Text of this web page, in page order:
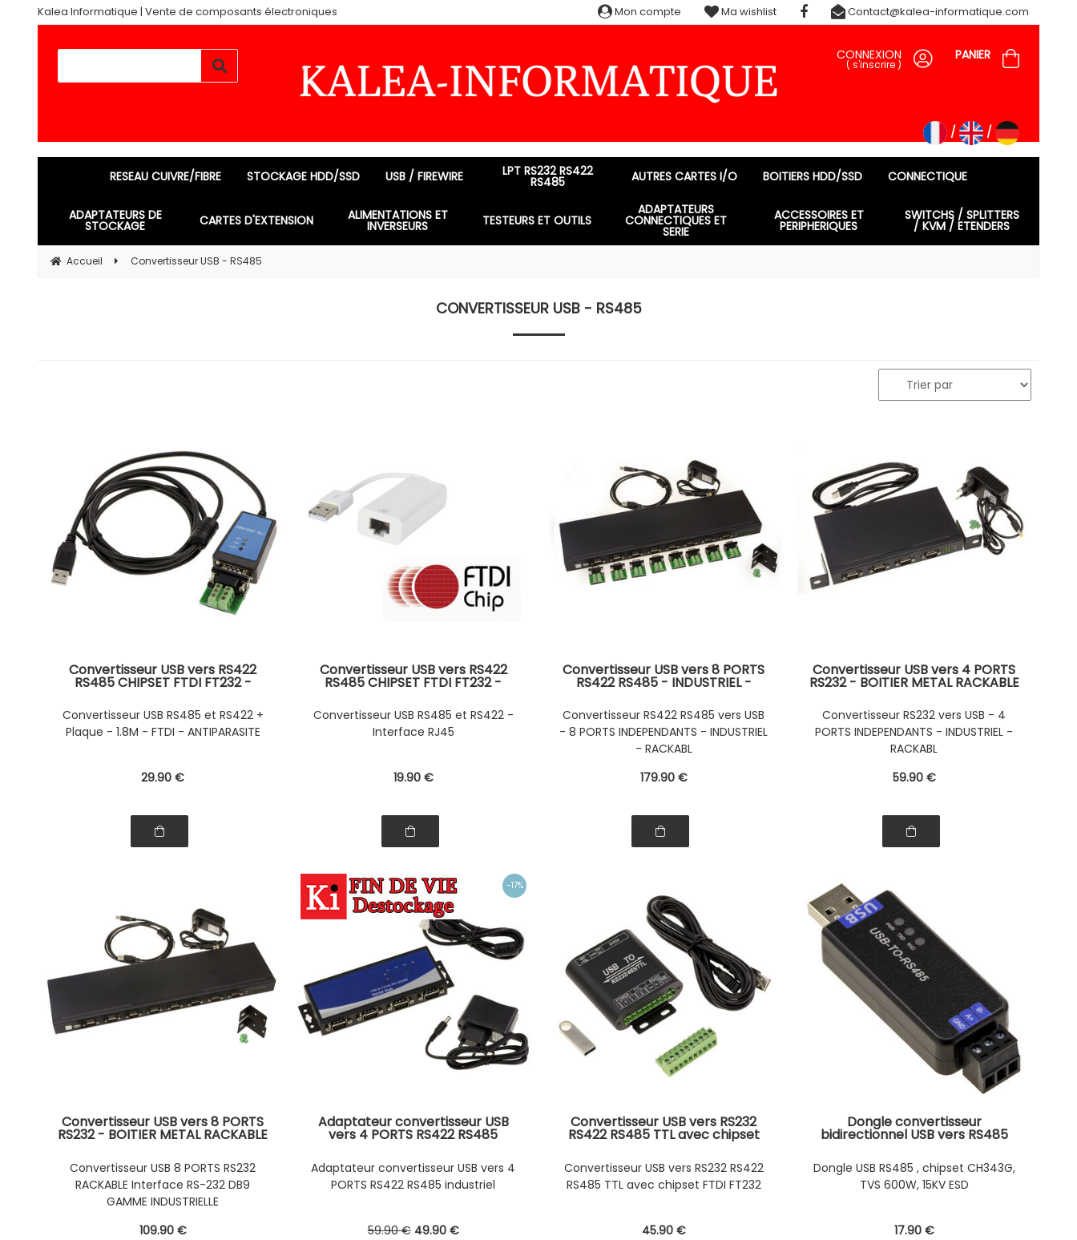
Kalea Informatique | Vente de composants électroniques
CONNEXION
( s'inscrire )
PANIER
RESEAU CUIVRE/FIBRE STOCKAGE HDD/SSD USB / FIREWIRE LPT RS232 RS422
RS485 AUTRES CARTES I/O BOITIERS HDD/SSD CONNECTIQUE
ADAPTATEURS DE
STOCKAGE CARTES D'EXTENSION ALIMENTATIONS ET
INVERSEURS TESTEURS ET OUTILS
ADAPTATEURS
CONNECTIQUES ET
SERIE
ACCESSOIRES ET
PERIPHERIQUES
SWITCHS / SPLITTERS
/ KVM / ETENDERS
Accueil Convertisseur USB - RS485
CONVERTISSEUR USB - RS485
Convertisseur USB vers RS422
RS485 CHIPSET FTDI FT232 -
MAGNETIQUE -
Convertisseur USB RS485 et RS422 +
Plaque - 1.8M - FTDI - ANTIPARASITE
29.90 €
Convertisseur USB vers RS422
RS485 CHIPSET FTDI FT232 -
Convertisseur USB RS485 et RS422 -
Interface RJ45
19.90 €
Convertisseur USB vers 8 PORTS
RS422 RS485 - INDUSTRIEL -
RS-485 en fil à fil ou par fiche
DB9 - GAMME INDUSTRIELLE
Convertisseur RS422 RS485 vers USB
- 8 PORTS INDEPENDANTS - INDUSTRIEL
- RACKABL
179.90 €
Convertisseur USB vers 4 PORTS
RS232 - BOITIER METAL RACKABLE
- GAMME INDUSTRIELLE
Convertisseur RS232 vers USB - 4
PORTS INDEPENDANTS - INDUSTRIEL -
RACKABL
59.90 €
Convertisseur USB vers 8 PORTS
RS232 - BOITIER METAL RACKABLE
- GAMME INDUSTRIELLE
Convertisseur USB 8 PORTS RS232
RACKABLE Interface RS-232 DB9
GAMME INDUSTRIELLE
109.90 €
Adaptateur convertisseur USB
vers 4 PORTS RS422 RS485
RS-485 par fiche DB9, protection
ESD 15KV
Adaptateur convertisseur USB vers 4
PORTS RS422 RS485 industriel
59.90 € 49.90 €
Convertisseur USB vers RS232
RS422 RS485 TTL avec chipset
Convertisseur USB vers RS232 RS422
RS485 TTL avec chipset FTDI FT232
45.90 €
Dongle convertisseur
bidirectionnel USB vers RS485
Suppresseur de surtensions
transitoires TVS 600W et 15KV
ESD
Dongle USB RS485 , chipset CH343G,
TVS 600W, 15KV ESD
17.90 €
Mon compte Ma wishlist Contact@kalea-informatique.com